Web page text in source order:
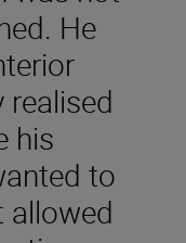
He
realised
his
to
allowed